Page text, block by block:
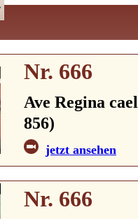
Nr. 666
Ave Regina
856)
jetzt ansehen
Nr. 666